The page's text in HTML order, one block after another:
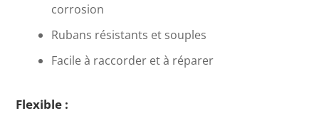
corrosion
Rubans résistants et souples
Facile à raccorder et à réparer
Flexible :